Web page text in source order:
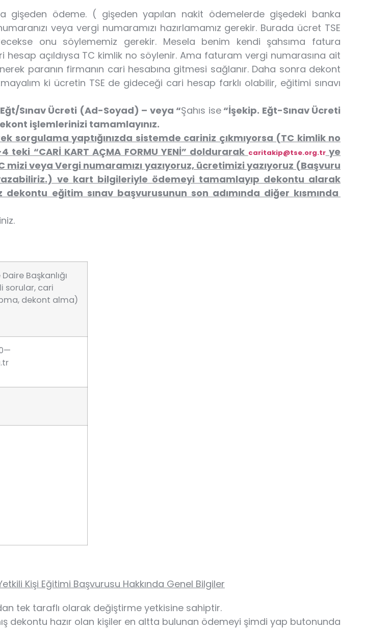
gişeden ödeme. ( gişeden yapılan nakit ödemelerde gişedeki banka
veya vergi numaramızı hazırlamamız gerekir. Burada ücret TSE
onu söylememiz gerekir. Mesela benim kendi şahsıma fatura
açıldıysa TC kimlik no söylenir. Ama faturam vergi numarasına ait
paranın firmanın cari hesabına gitmesi sağlanır. Daha sonra dekont
ki ücretin TSE de gideceği cari hesap farklı olabilir, eğitimi sınavı
Sınav Ücreti (Ad-Soyad) – veya “Şahıs ise“İşekip. Eğt-Sınav Ücreti
işlemlerinizi tamamlayınız.
sorgulama yaptığınızda sistemde cariniz çıkmıyorsa (TC kimlik no
“CARİ KART AÇMA FORMU YENİ” doldurarak caritakip@tse.org.trye
mizi veya Vergi numaramızı yazıyoruz, ücretimizi yazıyoruz (Başvuru
ve kart bilgileriyle ödemeyi tamamlayıp dekontu alarak
dekontu eğitim sınav başvurusunun son adımında diğer kısmında
Başkanlığı
sorular, cari
dekont alma)
Kişi Eğitimi Başvurusu Hakkında Genel Bilgiler
tek taraflı olarak değiştirme yetkisine sahiptir.
dekontu hazır olan kişiler en altta bulunan ödemeyi şimdi yap butonunda